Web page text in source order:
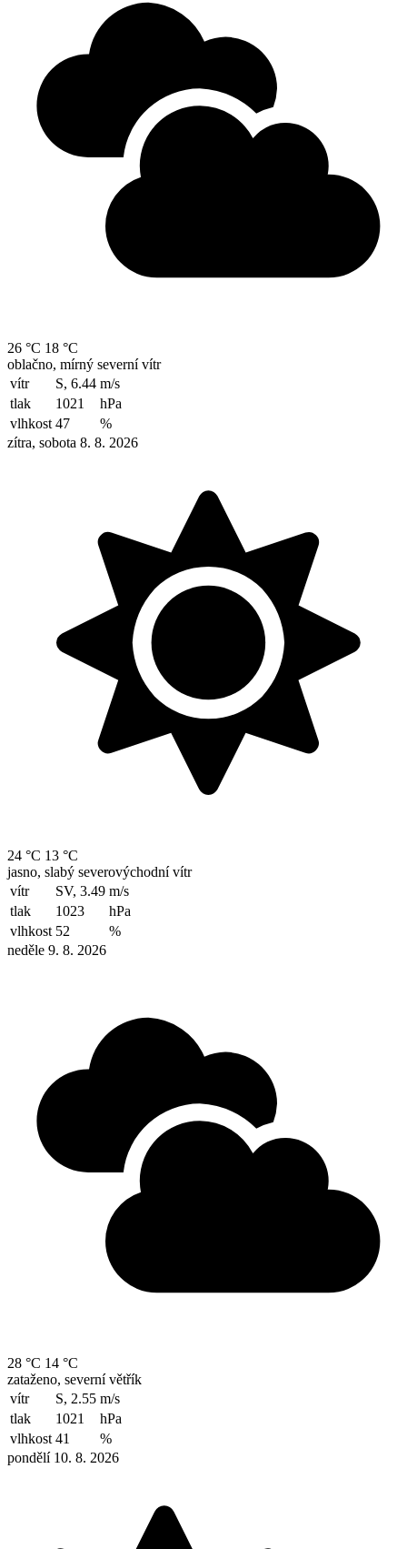
26 °C 18 °C
oblačno, mírný severní vítr
vítr
S, 6.44 m/s
tlak
1021
hPa
vlhkost 47
%
zítra, sobota 8. 8. 2026
24 °C 13 °C
jasno, slabý severovýchodní vítr
vítr
SV, 3.49 m/s
tlak
1023
hPa
vlhkost 52
%
neděle 9. 8. 2026
28 °C 14 °C
zataženo, severní větřík
vítr
S, 2.55 m/s
tlak
1021
hPa
vlhkost 41
%
pondělí 10. 8. 2026